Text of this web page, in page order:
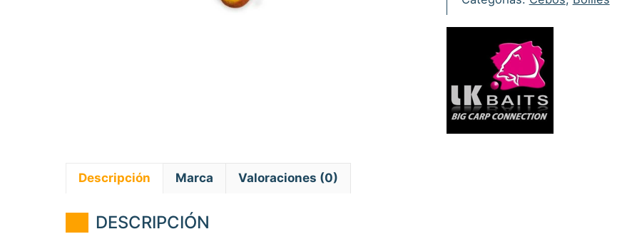
Plancton
400ml
cantidad
Descripción Marca Valoraciones (0)
DESCRIPCIÓN